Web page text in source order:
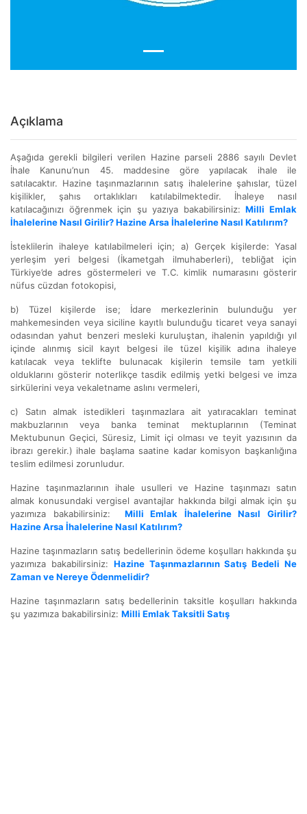
Açıklama
Aşağıda gerekli bilgileri verilen Hazine parseli 2886 sayılı Devlet
İhale Kanunu’nun 45. maddesine göre yapılacak ihale ile
satılacaktır. Hazine taşınmazlarının satış ihalelerine şahıslar, tüzel
kişilikler, şahıs ortaklıkları katılabilmektedir. İhaleye nasıl
katılacağınızı öğrenmek için şu yazıya bakabilirsiniz:Milli Emlak
İhalelerine Nasıl Girilir? Hazine Arsa İhalelerine Nasıl Katılırım?
İsteklilerin ihaleye katılabilmeleri için; a) Gerçek kişilerde: Yasal
yerleşim yeri belgesi (İkametgah ilmuhaberleri), tebliğat için
Türkiye’de adres göstermeleri ve T.C. kimlik numarasını gösterir
nüfus cüzdan fotokopisi,
b) Tüzel kişilerde ise; İdare merkezlerinin bulunduğu yer
mahkemesinden veya siciline kayıtlı bulunduğu ticaret veya sanayi
odasından yahut benzeri mesleki kuruluştan, ihalenin yapıldığı yıl
içinde alınmış sicil kayıt belgesi ile tüzel kişilik adına ihaleye
katılacak veya teklifte bulunacak kişilerin temsile tam yetkili
olduklarını gösterir noterlikçe tasdik edilmiş yetki belgesi ve imza
sirkülerini veya vekaletname aslını vermeleri,
c) Satın almak istedikleri taşınmazlara ait yatıracakları teminat
makbuzlarının veya banka teminat mektuplarının (Teminat
Mektubunun Geçici, Süresiz, Limit içi olması ve teyit yazısının da
ibrazı gerekir.) ihale başlama saatine kadar komisyon başkanlığına
teslim edilmesi zorunludur.
Hazine taşınmazlarının ihale usulleri ve Hazine taşınmazı satın
almak konusundaki vergisel avantajlar hakkında bilgi almak için şu
yazımıza bakabilirsiniz: Milli Emlak İhalelerine Nasıl Girilir?
Hazine Arsa İhalelerine Nasıl Katılırım?
Hazine taşınmazların satış bedellerinin ödeme koşulları hakkında şu
yazımıza bakabilirsiniz: Hazine Taşınmazlarının Satış Bedeli Ne
Zaman ve Nereye Ödenmelidir?
Hazine taşınmazların satış bedellerinin taksitle koşulları hakkında
şu yazımıza bakabilirsiniz: Milli Emlak Taksitli Satış